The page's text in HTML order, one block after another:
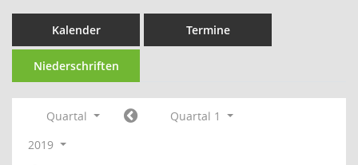
Kalender Termine
Niederschriften
Quartal
Quartal 1
2019